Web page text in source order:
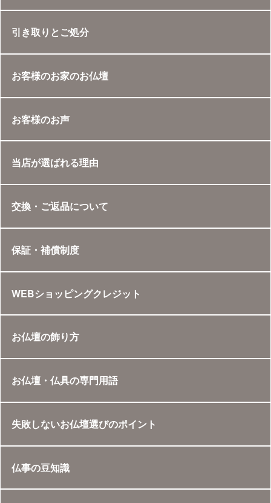
引き取りとご処分
お客様のお家のお仏壇
お客様のお声
当店が選ばれる理由
交換・ご返品について
保証・補償制度
WEBショッピングクレジット
お仏壇の飾り方
お仏壇・仏具の専門用語
失敗しないお仏壇選びのポイント
仏事の豆知識